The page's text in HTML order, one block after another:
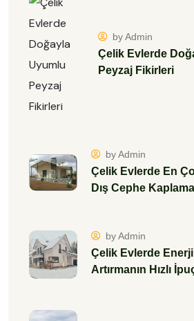
by Admin
Çelik Evlerde
Peyzaj Fikirleri
by Admin
Çelik Evlerde En
Dış Cephe
by Admin
Çelik Evlerde
Artırmanın Hızlı